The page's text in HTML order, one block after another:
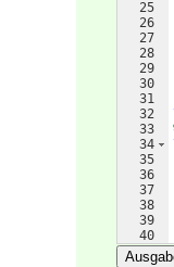
25
26
27
28
29
30
31
32
33
34
35
36
37
38
39
40
41